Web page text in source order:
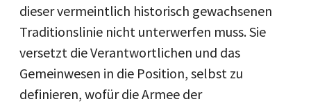
dieser vermeintlich historisch gewachsenen
Traditionslinie nicht unterwerfen muss. Sie
versetzt die Verantwortlichen und das
Gemeinwesen in die Position, selbst zu
definieren, wofür die Armee der